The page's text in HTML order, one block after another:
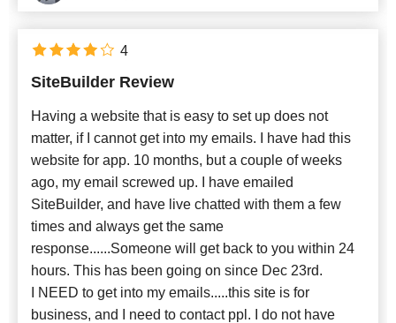
SiteBuilder Review
Having a website that is easy to set up does not
matter, if I cannot get into my emails. I have had this
website for app. 10 months, but a couple of weeks
ago, my email screwed up. I have emailed
SiteBuilder, and have live chatted with them a few
times and always get the same
response......Someone will get back to you within 24
hours. This has been going on since Dec 23rd.
I NEED to get into my emails.....this site is for
business, and I need to contact ppl. I do not have
4